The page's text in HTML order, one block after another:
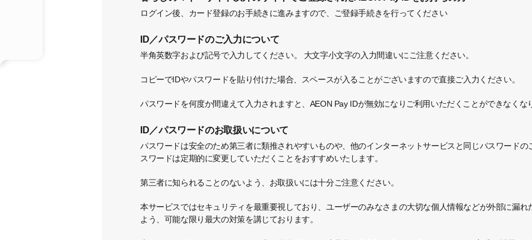
ログイン後、カード登録のお手続きに進みますので、ご登録手続きを行ってください
ID／パスワードのご入力について
半角英数字および記号で入力してください。 大文字小文字の入力間違いにご注意ください。
コピーでIDやパスワードを貼り付けた場合、スペースが入ることがございますので直接ご入力ください。
パスワードを何度か間違えて入力されますと、AEON Pay IDが無効になりご利用いただくことができなくな
ID／パスワードのお取扱いについて
パスワードは安全のため第三者に類推されやすいものや、他のインターネットサービスと同じパスワードの
スワードは定期的に変更していただくことをおすすめいたします。
第三者に知られることのないよう、お取扱いには十分ご注意ください。
本サービスではセキュリティを最重要視しており、ユーザーのみなさまの大切な個人情報などが外部に漏
よう、可能な限り最大の対策を講じております。